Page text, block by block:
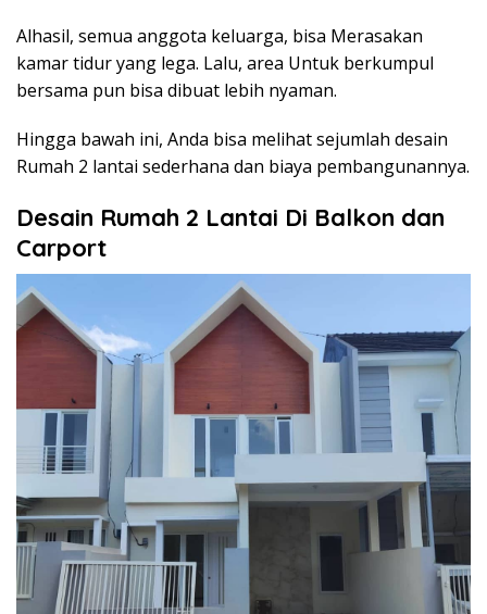
Alhasil, semua anggota keluarga, bisa Merasakan
kamar tidur yang lega. Lalu, area Untuk berkumpul
bersama pun bisa dibuat lebih nyaman.
Hingga bawah ini, Anda bisa melihat sejumlah desain
Rumah 2 lantai sederhana dan biaya pembangunannya.
Desain Rumah 2 Lantai Di Balkon dan
Carport